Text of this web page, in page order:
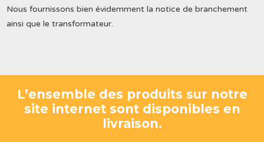
Nous fournissons bien évidemment la notice de branchement
ainsi que le transformateur.
L’ensemble des produits sur notre
site internet sont disponibles en
livraison.